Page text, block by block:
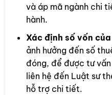
và áp mã ngành chi
hành.
Xác định số vốn
ảnh hưởng đến số
đóng, để được tư
liên hệ đến Luật sư
hỗ trợ chi tiết.